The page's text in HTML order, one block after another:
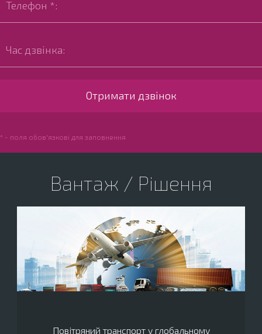
* - поля обов'язкові для заповнення
Вантаж / Рішення
Повітряний транспорт у глобальному